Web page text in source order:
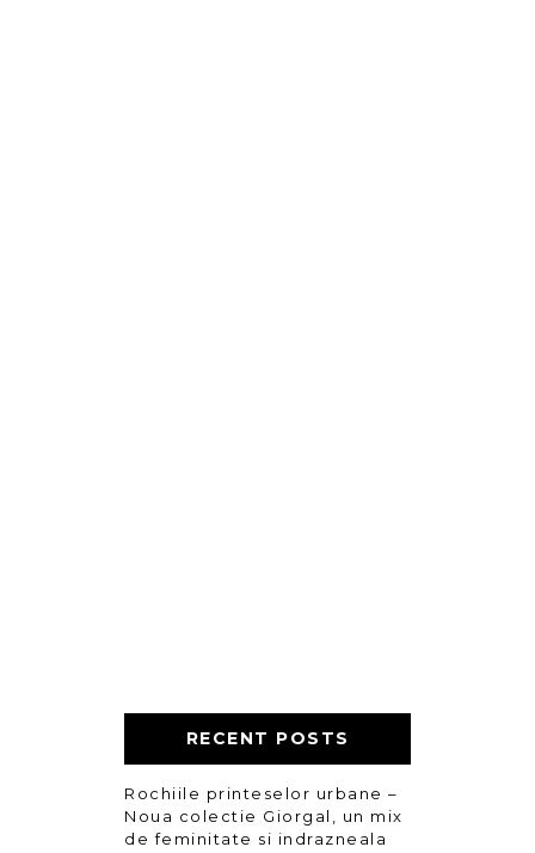
RECENT POSTS
Rochiile printeselor urbane –
Noua colectie Giorgal, un mix
de feminitate si indrazneala